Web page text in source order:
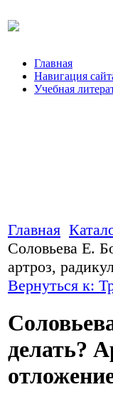
Главная
Навигация
Учебная
Главная
Соловьева Е.
артроз,
Вернуться к:
делать?